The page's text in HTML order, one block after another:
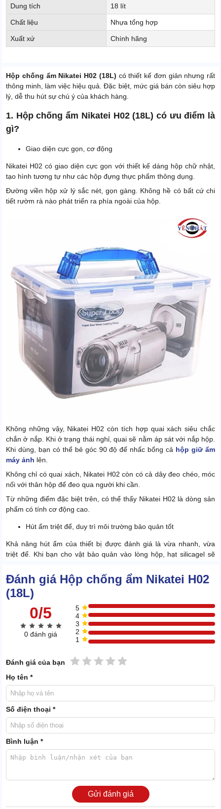
Dung tích 18 lít
Chất liệu Nhựa tổng hợp
Xuất xứ Chính hãng
Hộp chống ẩm Nikatei H02 (18L) có thiết kế đơn giản nhưng rất
thông minh, làm việc hiệu quả. Đặc biệt, mức giá bán còn siêu hợp
lý, dễ thu hút sự chú ý của khách hàng.
1. Hộp chống ẩm Nikatei H02 (18L) có ưu điểm là
gì?
Giao diện cực gọn, cơ động
Nikatei H02 có giao diện cực gọn với thiết kế dáng hộp chữ nhật,
tạo hình tương tự như các hộp đựng thực phẩm thông dụng.
Đường viền hộp xử lý sắc nét, gọn gàng. Không hề có bất cứ chi
tiết rườm rà nào phát triển ra phía ngoài của hộp.
Không những vậy, Nikatei H02 còn tích hợp quai xách siêu chắc
chắn ở nắp. Khi ở trạng thái nghỉ, quai sẽ nằm áp sát với nắp hộp.
Khi dùng, bạn có thể bẻ góc 90 độ để nhấc bổng cả hộp giữ ẩm
máy ảnh lên.
Không chỉ có quai xách, Nikatei H02 còn có cả dây đeo chéo, móc
nối với thân hộp để đeo qua người khi cần.
Từ những điểm đặc biệt trên, có thể thấy Nikatei H02 là dòng sản
phẩm có tính cơ động cao.
Hút ẩm triệt để, duy trì môi trường bảo quản tốt
Khả năng hút ẩm của thiết bị được đánh giá là vừa nhanh, vừa
triệt để. Khi bạn cho vật bảo quản vào lòng hộp, hạt silicagel sẽ
Tất cả cả hơi ẩm dư thừa đều bị hút vào các hạt háo nước này.
Nhờ đó, môi trường bảo quản được duy trì ở trạng thái lý tưởng
Đánh giá Hộp chống ẩm Nikatei H02
(18L)
0/5
0 đánh giá
5
4
3
2
1
Đánh giá của bạn 5 sao
4 sao
3 sao
2 sao
1 sao
Họ tên *
Số điện thoại *
Bình luận *
Gửi đánh giá